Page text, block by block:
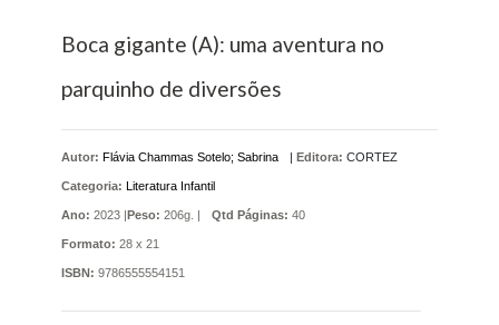
Boca gigante (A): uma aventura no
parquinho de diversões
Autor: Flávia Chammas Sotelo; Sabrina | Editora: CORTEZ
Categoria: Literatura Infantil
Ano: 2023 |Peso: 206g. | Qtd Páginas: 40
Formato: 28 x 21
ISBN: 9786555554151